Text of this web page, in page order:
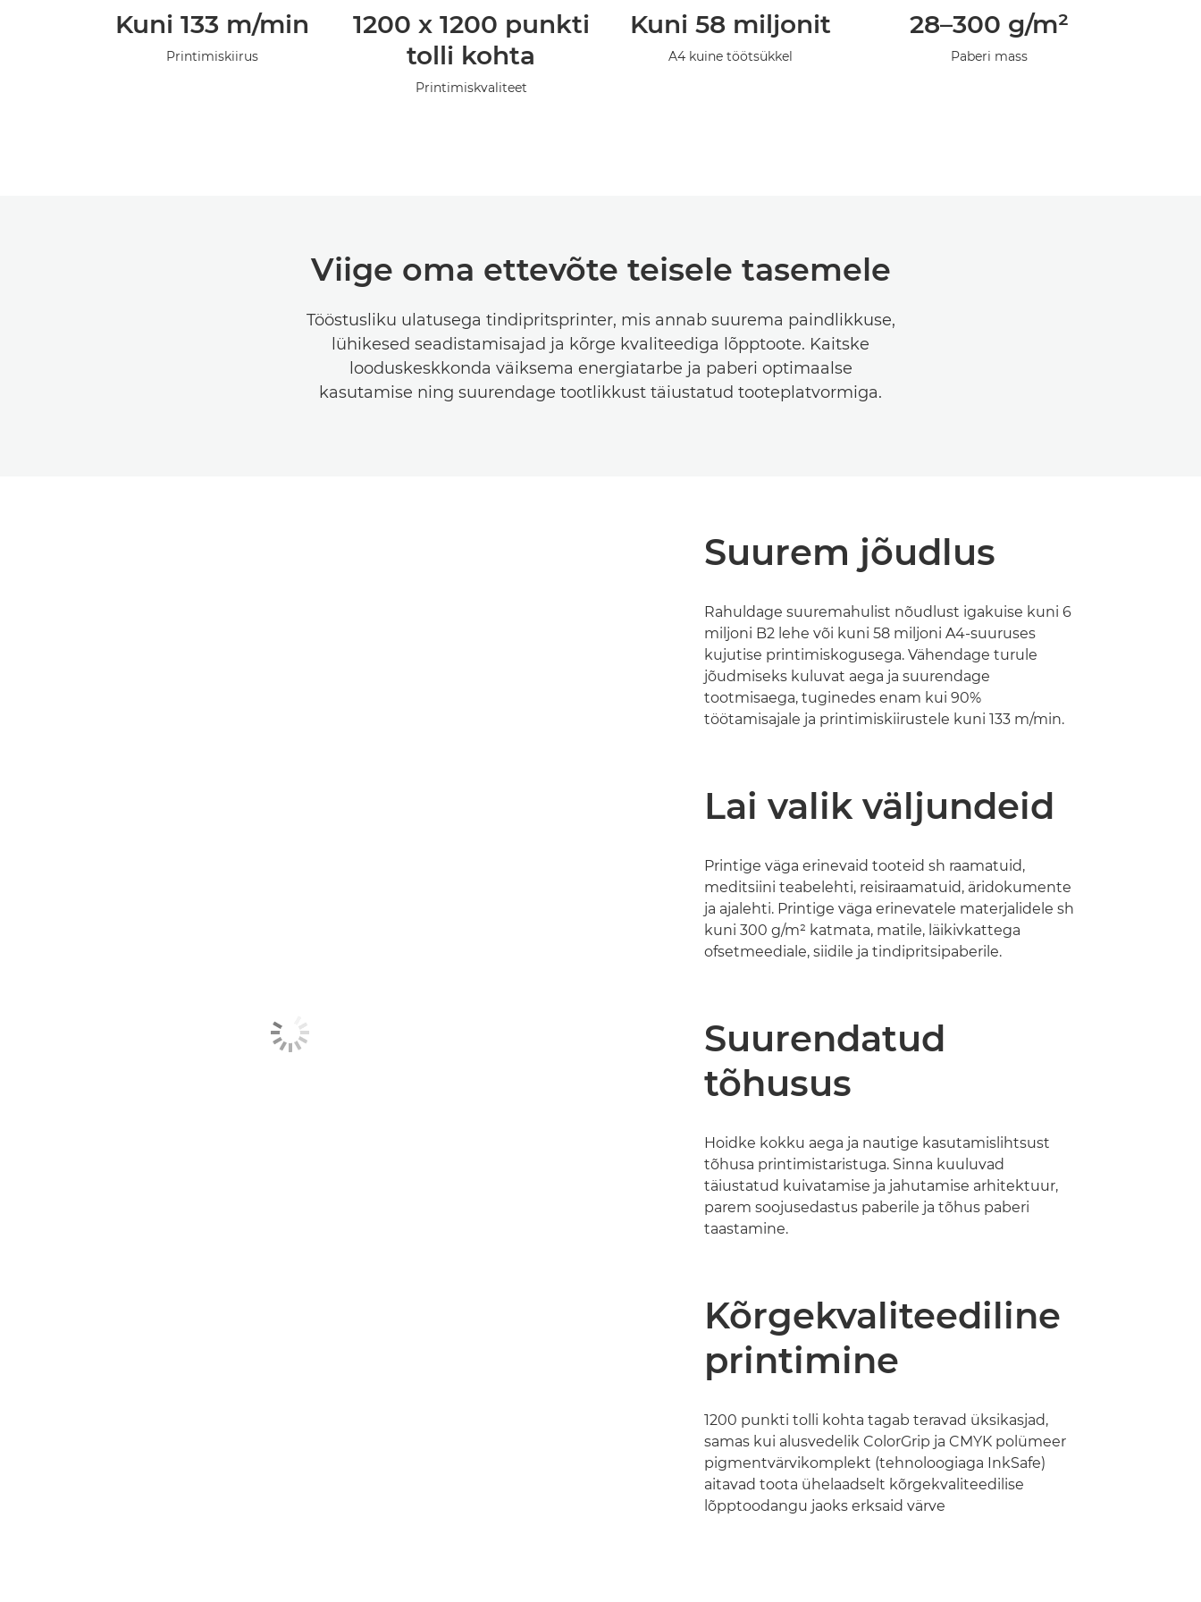
Kuni 133 m/min
Printimiskiirus
1200 x 1200 punkti
tolli kohta
Printimiskvaliteet
Kuni 58 miljonit
A4 kuine töötsükkel
28–300 g/m²
Paberi mass
Viige oma ettevõte teisele tasemele
Tööstusliku ulatusega tindipritsprinter, mis annab suurema paindlikkuse,
lühikesed seadistamisajad ja kõrge kvaliteediga lõpptoote. Kaitske
looduskeskkonda väiksema energiatarbe ja paberi optimaalse
kasutamise ning suurendage tootlikkust täiustatud tooteplatvormiga.
Suurem jõudlus
Rahuldage suuremahulist nõudlust igakuise kuni 6
miljoni B2 lehe või kuni 58 miljoni A4-suuruses
kujutise printimiskogusega. Vähendage turule
jõudmiseks kuluvat aega ja suurendage
tootmisaega, tuginedes enam kui 90%
töötamisajale ja printimiskiirustele kuni 133 m/min.
Lai valik väljundeid
Printige väga erinevaid tooteid sh raamatuid,
meditsiini teabelehti, reisiraamatuid, äridokumente
ja ajalehti. Printige väga erinevatele materjalidele sh
kuni 300 g/m² katmata, matile, läikivkattega
ofsetmeediale, siidile ja tindipritsipaberile.
Suurendatud
tõhusus
Hoidke kokku aega ja nautige kasutamislihtsust
tõhusa printimistaristuga. Sinna kuuluvad
täiustatud kuivatamise ja jahutamise arhitektuur,
parem soojusedastus paberile ja tõhus paberi
taastamine.
Kõrgekvaliteediline
printimine
1200 punkti tolli kohta tagab teravad üksikasjad,
samas kui alusvedelik ColorGrip ja CMYK polümeer
pigmentvärvikomplekt (tehnoloogiaga InkSafe)
aitavad toota ühelaadselt kõrgekvaliteedilise
lõpptoodangu jaoks erksaid värve